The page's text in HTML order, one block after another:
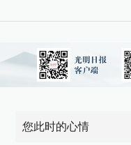
您此时的心情